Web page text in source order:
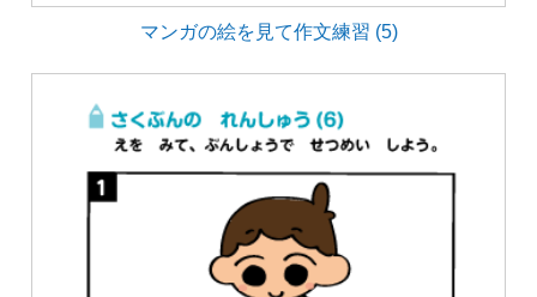
マンガの絵を見て作文練習 (5)